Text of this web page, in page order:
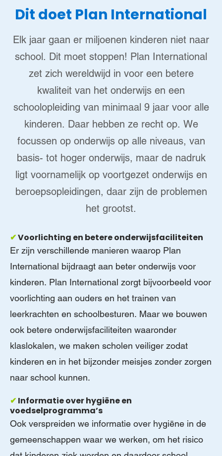
Dit doet Plan International
Elk jaar gaan er miljoenen kinderen niet naar
school. Dit moet stoppen! Plan International
zet zich wereldwijd in voor een betere
kwaliteit van het onderwijs en een
schoolopleiding van minimaal 9 jaar voor alle
kinderen. Daar hebben ze recht op. We
focussen op onderwijs op alle niveaus, van
basis- tot hoger onderwijs, maar de nadruk
ligt voornamelijk op voortgezet onderwijs en
beroepsopleidingen, daar zijn de problemen
het grootst.
✔Voorlichting en betere onderwijsfaciliteiten
Er zijn verschillende manieren waarop Plan
International bijdraagt aan beter onderwijs voor
kinderen. Plan International zorgt bijvoorbeeld voor
voorlichting aan ouders en het trainen van
leerkrachten en schoolbesturen. Maar we bouwen
ook betere onderwijsfaciliteiten waaronder
klaslokalen, we maken scholen veiliger zodat
kinderen en in het bijzonder meisjes zonder zorgen
naar school kunnen.
✔ Informatie over hygiëne en
voedselprogramma’s
Ook verspreiden we informatie over hygiëne in de
gemeenschappen waar we werken, om het risico